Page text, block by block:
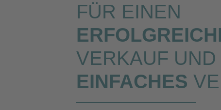
FÜR EINEN
VERKAUF UND
EINFACHES